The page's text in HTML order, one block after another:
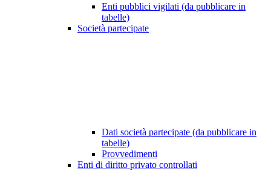
Enti pubblici vigilati (da pubblicare in
tabelle)
Società partecipate
Dati società partecipate (da pubblicare in
tabelle)
Provvedimenti
Enti di diritto privato controllati